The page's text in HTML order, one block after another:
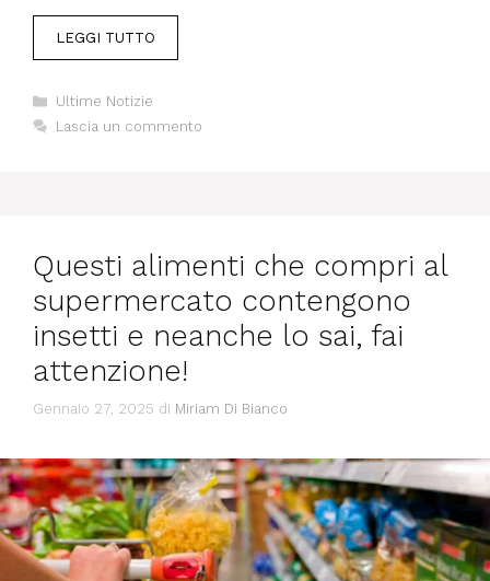
LEGGI TUTTO
Categorie
Ultime Notizie
Lascia un commento
Questi alimenti che compri al
supermercato contengono
insetti e neanche lo sai, fai
attenzione!
Gennaio 27, 2025 di Miriam Di Bianco